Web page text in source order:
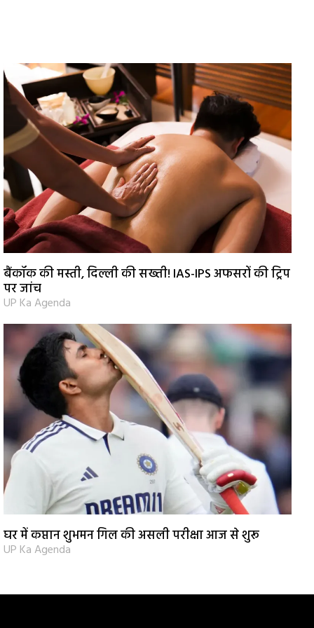
बैंकॉक की मस्ती, दिल्ली की सख्ती! IAS-IPS अफसरों की ट्रिप
पर जांच
UP Ka Agenda
घर में कप्तान शुभमन गिल की असली परीक्षा आज से शुरू
UP Ka Agenda